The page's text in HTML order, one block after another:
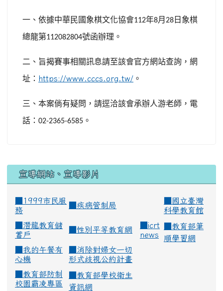
一、依據中華民國象棋文化協會112年8月 28 日象棋
總龍第112082804號函辦理。
二、旨揭賽事相關訊息請至該會官方網站查詢，網
址： https://www.cccs.org.tw/ 。
三、本案倘有疑問，請逕洽該會承辦人游老師，電
話： 02-2365-6585 。
宣導網站、宣導影片
■1999市民服
務
疾病管制局
國立臺灣
科學教育館
潛龍教育儲
蓄戶
性別平等教育網
icrt
news
教育部筆
順學習網
我的午餐有
心機
消除對婦女一切
形式歧視公約計畫
教育部防制
校園霸凌專區
教育部學校衛生
資訊網